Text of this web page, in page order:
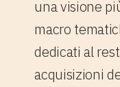
una visione
macro
dedicati al
acquisizioni